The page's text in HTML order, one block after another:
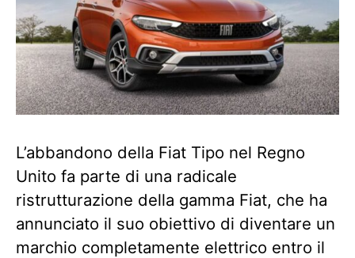
L’abbandono della Fiat Tipo nel Regno
Unito fa parte di una radicale
ristrutturazione della gamma Fiat, che ha
annunciato il suo obiettivo di diventare un
marchio completamente elettrico entro il